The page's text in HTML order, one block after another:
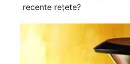
recente rețete?